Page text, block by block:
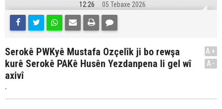
12:26 05 Tebaxe 2026
Serokê PWKyê Mustafa Ozçelîk ji bo rewşa
kurê Serokê PAKê Husên Yezdanpena li gel wî
axivî
.
A+
A-